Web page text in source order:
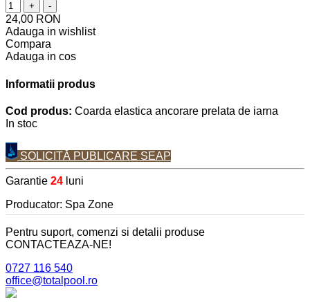
+ -
24,00 RON
Adauga in wishlist
Compara
Adauga in cos
Informatii produs
Cod produs: Coarda elastica ancorare prelata de iarna
In stoc
SOLICITĂ PUBLICARE SEAP
Garantie 24 luni
Producator: Spa Zone
Pentru suport, comenzi si detalii produse
CONTACTEAZA-NE!
0727 116 540
office@totalpool.ro